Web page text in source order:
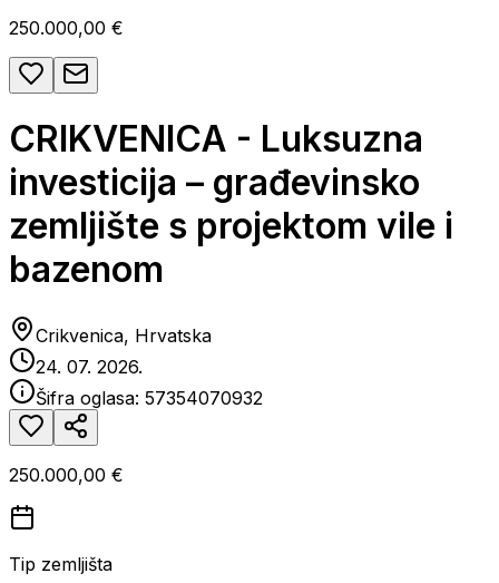
250.000,00 €
CRIKVENICA - Luksuzna
investicija – građevinsko
zemljište s projektom vile i
bazenom
Crikvenica, Hrvatska
24. 07. 2026.
Šifra oglasa: 57354070932
250.000,00 €
Tip zemljišta